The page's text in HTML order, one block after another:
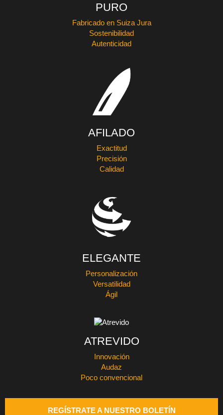
PURO
Fabricado en Suiza Jura
Sostenibilidad
Autenticidad
AFILADO
Exactitud
Precisión
Calidad
ELEGANTE
Personalización
Versatilidad
Ágil
ATREVIDO
Innovación
Audaz
Poco convencional
REGÍSTRATE A NUESTRO BOLETÍN